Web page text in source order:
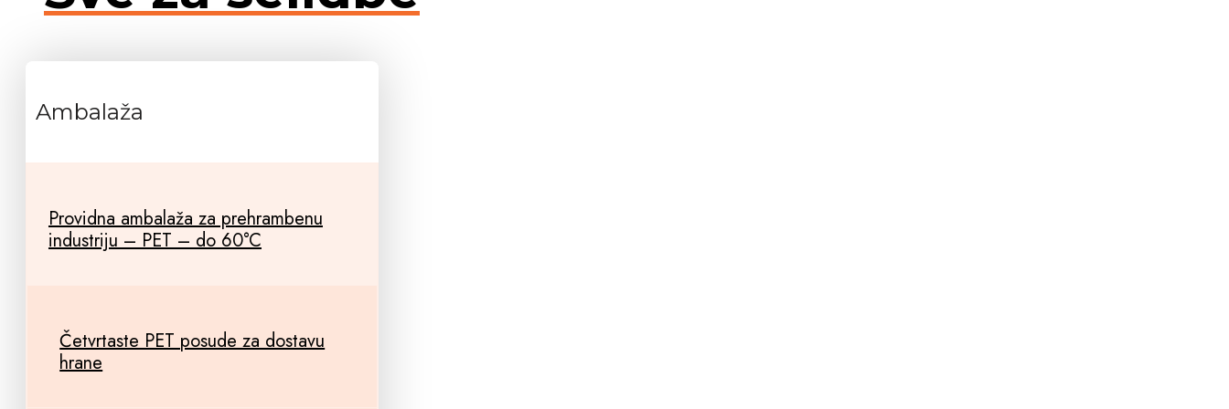
Ambalaža
Providna ambalaža za prehrambenu
industriju – PET – do 60°C
Četvrtaste PET posude za dostavu
hrane